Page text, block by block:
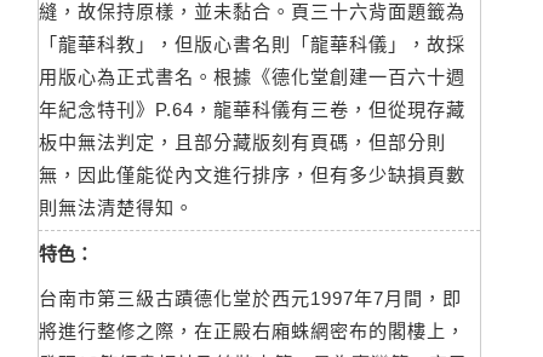
縫，故保持原樣，並未黏合。頁三十六背面題籤為
「龍華科教」，但版心書名則「龍華科儀」，故採
用版心為正式書名。根據《德化堂創建一百六十週
年紀念特刊》P.64，龍華科儀有三卷，但從現存藏
板中無法判定，且部分藏版刻有頁碼，但部分則
無，因此僅能從內文進行排序，但有多少缺損頁數
則無法清楚得知。
特色：
台南市第三級古蹟德化堂於西元1997年7月間，即
將進行整修之際，在正殿右廂蛛網密布的閣樓上，